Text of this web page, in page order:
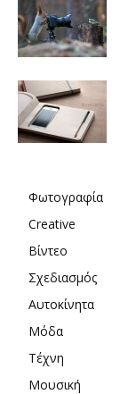
Φωτογραφία
Creative
Βίντεο
Σχεδιασμός
Αυτοκίνητα
Μόδα
Τέχνη
Μουσική